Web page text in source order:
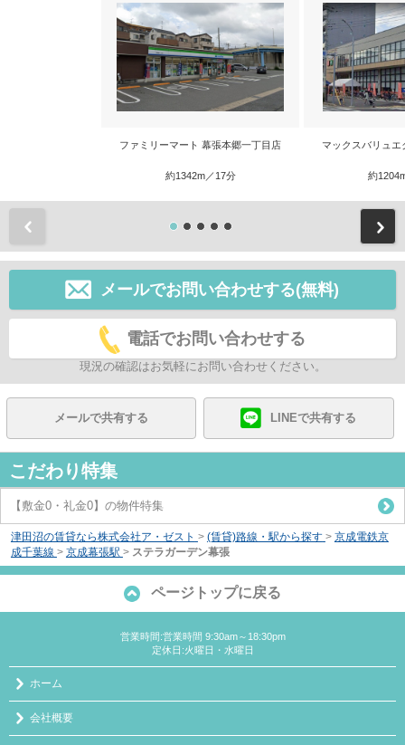
ファミリーマート 幕張本郷一丁目店
約1342m／17分
マックスバリュ
約
メールでお問い合わせする(無料)
電話でお問い合わせする
現況の確認はお気軽にお問い合わせください。
メールで共有する LINEで共有する
こだわり特集
【敷金0・礼金0】の物件特集
津田沼の賃貸なら株式会社ア・ゼスト > (賃貸)路線・駅から探す > 京成電鉄京
成千葉線 > 京成幕張駅 > ステラガーデン幕張
ページトップに戻る
営業時間:営業時間 9:30am～18:30pm
定休日:火曜日・水曜日
ホーム
会社概要